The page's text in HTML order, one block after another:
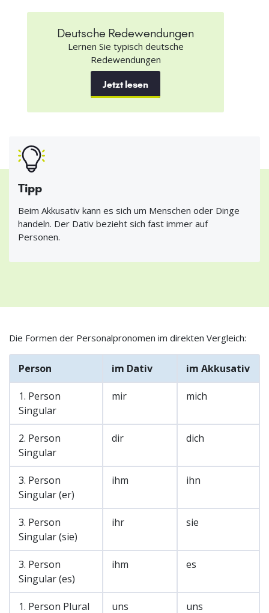
Deutsche Redewendungen
Lernen Sie typisch deutsche
Redewendungen
Jetzt lesen
Tipp
Beim Akkusativ kann es sich um Menschen oder Dinge
handeln. Der Dativ bezieht sich fast immer auf
Personen.
Die Formen der Personalpronomen im direkten Vergleich:
Person im Dativ im Akkusativ
1. Person
Singular
mir mich
2. Person
Singular
dir dich
3. Person
Singular (er)
ihm ihn
3. Person
Singular (sie)
ihr sie
3. Person
Singular (es)
ihm es
1. Person Plural uns uns